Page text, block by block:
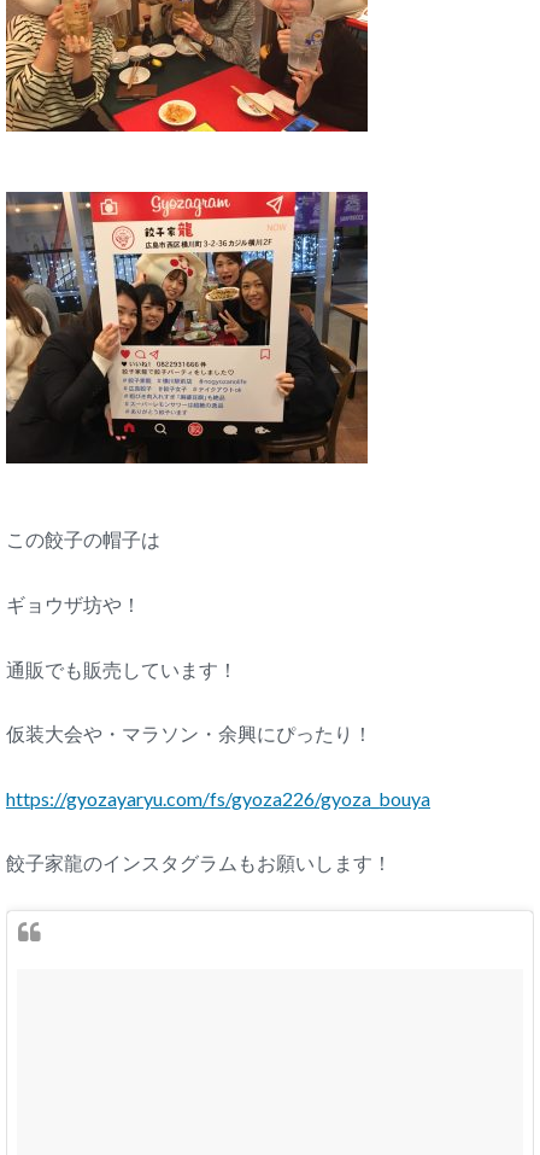
この餃子の帽子は
ギョウザ坊や！
通販でも販売しています！
仮装大会や・マラソン・余興にぴったり！
https://gyozayaryu.com/fs/gyoza226/gyoza_bouya
餃子家龍のインスタグラムもお願いします！